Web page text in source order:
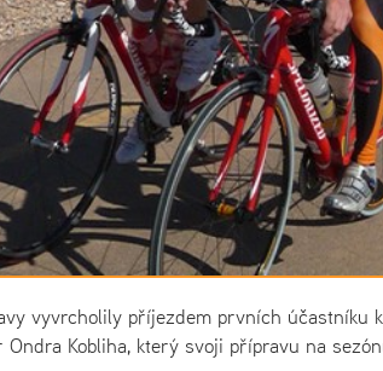
vyvrcholily příjezdem prvních účastníku
Ondra Kobliha, který svoji přípravu na